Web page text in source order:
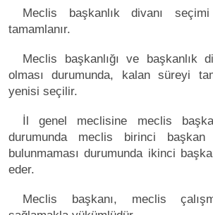
Meclis başkanlık divanı
tamamlanır.
Meclis başkanlığı ve başkanlık
olması durumunda, kalan süreyi
yenisi seçilir.
İl genel meclisine meclis
durumunda meclis birinci
bulunmaması durumunda ikinci
eder.
Meclis başkanı, meclis